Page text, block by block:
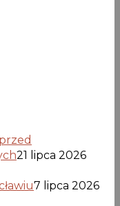
21 lipca 2026
7 lipca 2026